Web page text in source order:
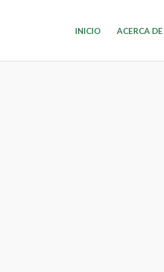
INICIO ACERCA DE